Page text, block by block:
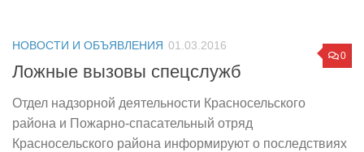
0
НОВОСТИ И ОБЪЯВЛЕНИЯ 01.03.2016
Ложные вызовы спецслужб
Отдел надзорной деятельности Красносельского
района и Пожарно-спасательный отряд
Красносельского района информируют о последствиях